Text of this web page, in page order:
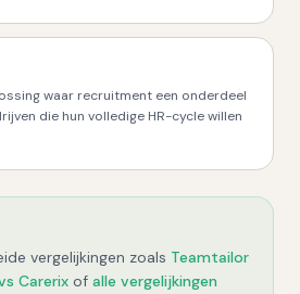
waar recruitment een onderdeel
die hun volledige HR-cycle willen
vergelijkingen zoals Teamtailor
Carerix of alle vergelijkingen